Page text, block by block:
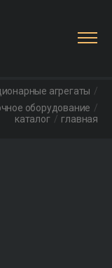
главная
каталог
оборудование
агрегаты